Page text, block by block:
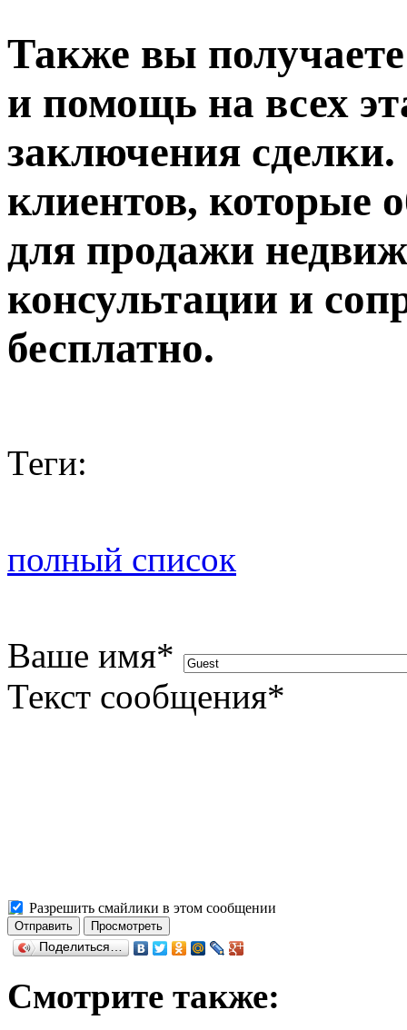
Также вы
и помощь на всех
заключения
клиентов, которые
для продажи
консультации и
бесплатно.
Теги:
полный список
Ваше имя*
Текст сообщения*
Разрешить смайлики в этом сообщении
Поделиться…
Смотрите также: